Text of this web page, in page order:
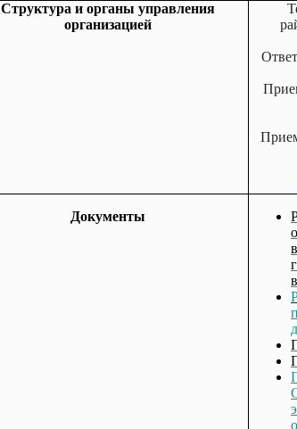
Структура и органы управления
организацией
Документы